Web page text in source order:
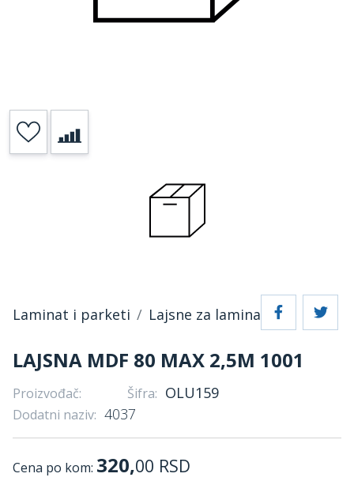
Laminat i parketi Lajsne za laminate
LAJSNA MDF 80 MAX 2,5M 1001
Proizvođač: Šifra: OLU159
Dodatni naziv: 4037
Cena po kom: 320,00 RSD